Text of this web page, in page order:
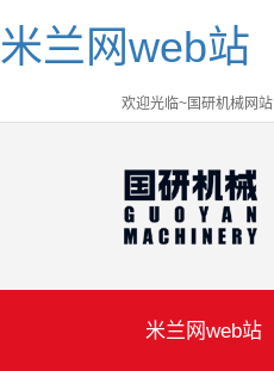
米兰网web站
欢迎光临~国研机械网站
米兰网web站